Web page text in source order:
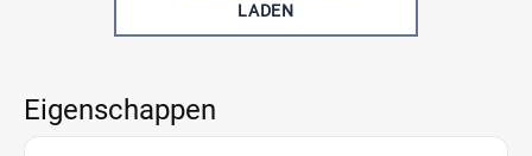
LADEN
Eigenschappen